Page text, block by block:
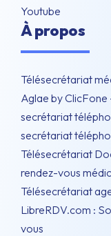
Youtube
À propos
Télésecrétariat
Aglae by
secrétariat
secrétariat
Télésecrétariat
rendez-vous
Télésecrétariat
LibreRDV.com :
vous